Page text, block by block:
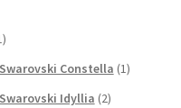
Constella (1)
Idyllia (2)